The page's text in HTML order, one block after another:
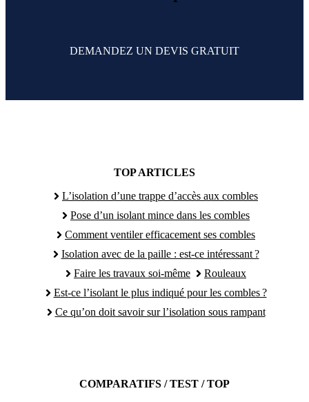
DEMANDEZ UN DEVIS GRATUIT
TOP ARTICLES
L’isolation d’une trappe d’accès aux combles
Pose d’un isolant mince dans les combles
Comment ventiler efficacement ses combles
Isolation avec de la paille : est-ce intéressant ?
Faire les travaux soi-même
Rouleaux
Est-ce l’isolant le plus indiqué pour les combles ?
Ce qu’on doit savoir sur l’isolation sous rampant
COMPARATIFS / TEST / TOP